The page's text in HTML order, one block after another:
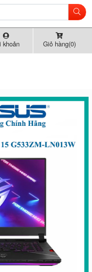
khoản Giỏ hàng(0)